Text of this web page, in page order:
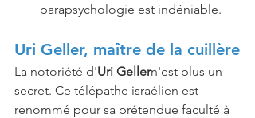
parapsychologie est indéniable.
Uri Geller, maître de la cuillère
La notoriété d'Uri Gellern'est plus un
secret. Ce télépathe israélien est
renommé pour sa prétendue faculté à